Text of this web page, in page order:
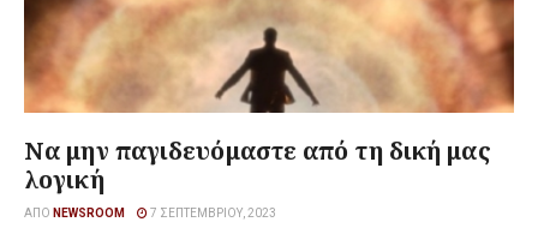
Να μην παγιδευόμαστε από τη δική μας
λογική
ΑΠΌ NEWSROOM 7 ΣΕΠΤΕΜΒΡΊΟΥ, 2023